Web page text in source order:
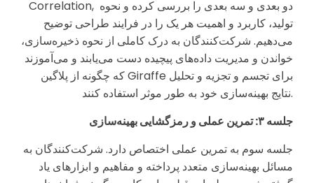
Correlation, دو بعدی و سه بعدی را بررسی کرده و نحوه
تولید، کاربرد و اهمیت هر یک را در فرایند طراحی توضیح
می‌دهیم. شرکت‌کنندگان به درک کاملی از نحوه ذخیره‌سازی،
خواندن و مدیریت داده‌های پیچیده دست می‌یابند و می‌آموزند
که چگونه از پلاگین Giraffe برای تجسم و تجزیه و تحلیل
نتایج بهینه‌سازی خود به طور موثر استفاده کنند.
جلسه۳: تمرین عملی و رمزگشایی بهینه‌سازی
جلسه سوم به تمرین عملی اختصاص دارد. شرکت‌کنندگان به
مسائل بهینه‌سازی متعدد پرداخته و مفاهیم و ابزارهای یاد